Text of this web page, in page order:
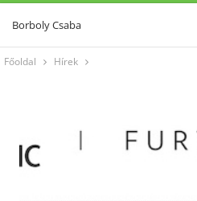
Borboly Csaba
Főoldal Hírek